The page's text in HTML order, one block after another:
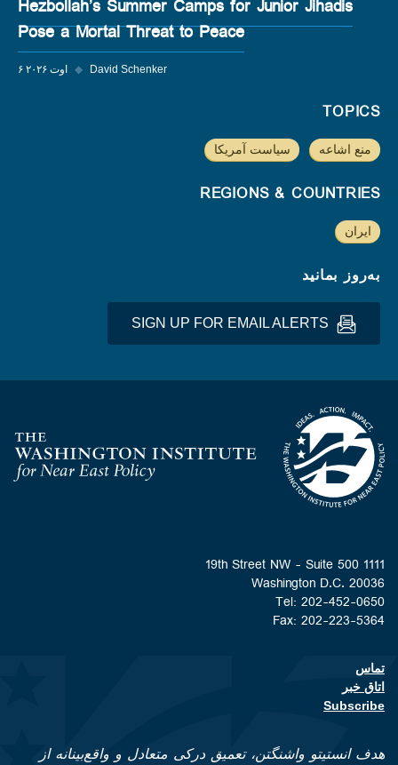
Hezbollah’s Summer Camps for Junior Jihadis
Pose a Mortal Threat to Peace
۶ اوت ۲۰۲۶ ◆ David Schenker
TOPICS
منع اشاعه سیاست آمریکا
REGIONS & COUNTRIES
ایران
به‌روز بمانید
Homepage
1111 19th Street NW - Suite 500
Washington D.C. 20036
Tel: 202-452-0650
Fax: 202-223-5364
Footer contact links
تماس
اتاق خبر
Subscribe
هدف انستیتو واشنگتن، تعمیق درکی متعادل و واقع‌بینانه از